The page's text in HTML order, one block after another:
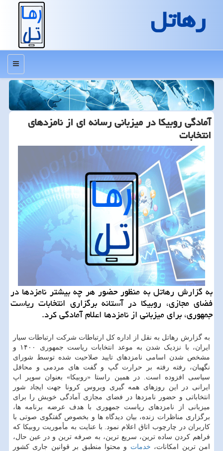
رهاتل
منو
آمادگی روبیكا در میزبانی رسانه ای از نامزدهای
انتخابات
به گزارش رهاتل به منظور حضور هر چه بیشتر نامزدها در
فضای مجازی، روبیکا در آستانه برگزاری انتخابات ریاست
جمهوری، برای میزبانی از نامزدها اعلام آمادگی کرد.
به گزارش رهاتل به نقل از اداره کل ارتباطات شرکت ارتباطات سیار
ایران، با نزدیک شدن به موعد انتخابات ریاست جمهوری ۱۴۰۰ و
مشخص شدن اسامی نامزدهای تایید صلاحیت شده توسط شورای
نگهبان، رفته رفته بر حرارت گپ و گفت های مردمی و محافل
سیاسی افزوده است. در همین راستا «روبیکا» بعنوان سوپر اپ
ایرانی در این روزهای همه گیری ویروس کرونا جهت ایجاد شور
انتخاباتی و حضور نامزدها در فضای مجازی آمادگی خویش را برای
میزبانی از نامزدهای ریاست جمهوری با هدف عرضه برنامه ها،
برگزاری مناظرات زنده، بیان دیدگاه ها و بخصوص گفتگوی صوتی با
کاربران در چارچوب اتاق اعلام نمود. با عنایت به مأموریت روبیکا که
فراهم کردن ساده ترین، سریع ترین، به صرفه ترین و در عین حال،
امن ترین امکانات، خدمات و محتوا منطبق بر قوانین جاری کشور